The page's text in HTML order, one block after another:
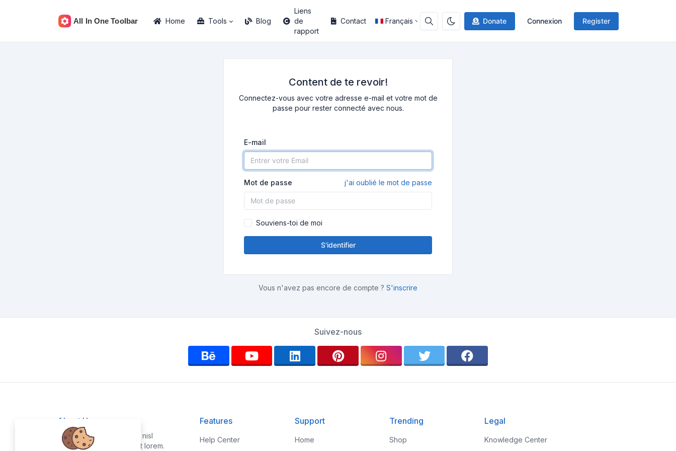
Donate Connexion Register
Home Tools Blog
Liens
de
rapport
Contact Français
Content de te revoir!
Connectez-vous avec votre adresse e-mail et votre mot de
passe pour rester connecté avec nous.
E-mail
Mot de passe j'ai oublié le mot de passe
Souviens-toi de moi
S'identifier
Vous n'avez pas encore de compte ? S'inscrire
Suivez-nous
About Us
Vestibulum quis risus sed nisl
pellentesque aliquet et et lorem.
Features
Help Center
Support
Home
Trending
Shop
Legal
Knowledge Center